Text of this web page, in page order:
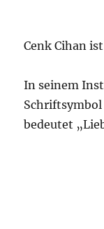
Cenk Cihan
In seinem
Schriftsymbol
bedeutet